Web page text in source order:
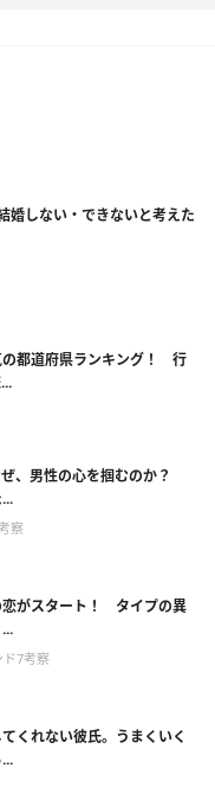
婚しない・できないと考えた
の都道府県ランキング！ 行
、男性の心を掴むのか？
察
恋がスタート！ タイプの異
ド7考察
くれない彼氏。うまくいく